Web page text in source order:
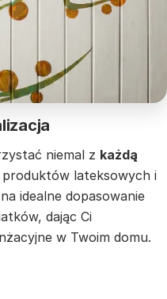
niemal z każdą
produktów lateksowych i
idealne dopasowanie
dając Ci
w Twoim domu.